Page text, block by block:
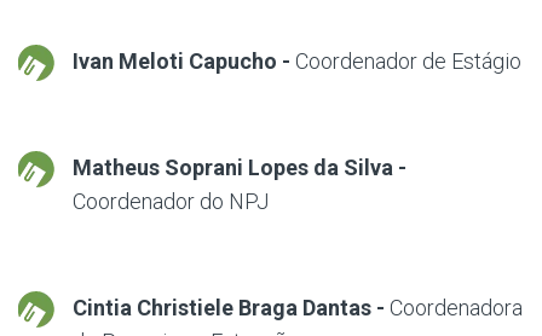
Ivan Meloti Capucho - Coordenador de Estágio
Matheus Soprani Lopes da Silva -
Coordenador do NPJ
Cintia Christiele Braga Dantas - Coordenadora